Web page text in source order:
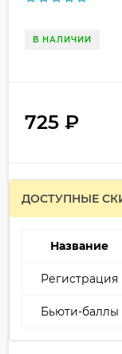
В НАЛИЧИИ
725 ₽
ДОСТУПНЫЕ
Название
Регистрация
Бьюти-баллы